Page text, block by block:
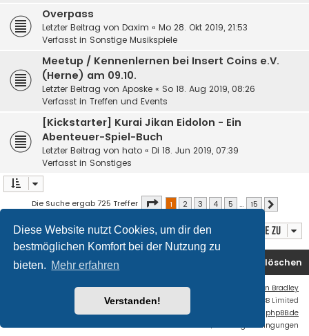
Diese Website nutzt Cookies, um dir den
bestmöglichen Komfort bei der Nutzung zu
bieten. Mehr erfahren
Verstanden!
Overpass
Letzter Beitrag von Daxim « Mo 28. Okt 2019, 21:53
Verfasst in Sonstige Musikspiele
Meetup / Kennenlernen bei Insert Coins e.V.
(Herne) am 09.10.
Letzter Beitrag von Aposke « So 18. Aug 2019, 08:26
Verfasst in Treffen und Events
[Kickstarter] Kurai Jikan Eidolon - Ein
Abenteuer-Spiel-Buch
Letzter Beitrag von hato « Di 18. Jun 2019, 07:39
Verfasst in Sonstiges
Die Suche ergab 725 Treffer Seite von15
1 2 3 4 5 … 15
Gehe zu
Foren-Übersicht Alle Cookies löschen
Ian Bradley
Powered byphpBB
® Forum Software © phpBB Limited
Deutsche Übersetzung durch phpBB.de
Datenschutz|Nutzungsbedingungen